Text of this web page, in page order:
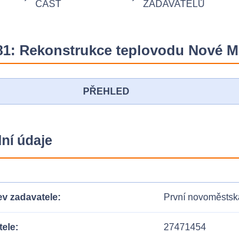
ČÁST
ZADAVATELŮ
Rekonstrukce teplovodu Nové
PŘEHLED
údaje
zadavatele První
27471454